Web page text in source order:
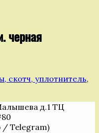
черная
скотч, уплотнитель,
д.1 ТЦ
/ Telegram)